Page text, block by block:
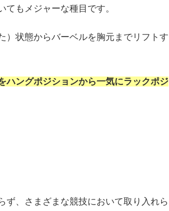
もメジャーな種目です。
）状態からバーベルを胸元までリフトす
ハングポジションから一気にラックポジ
ず、さまざまな競技において取り入れら